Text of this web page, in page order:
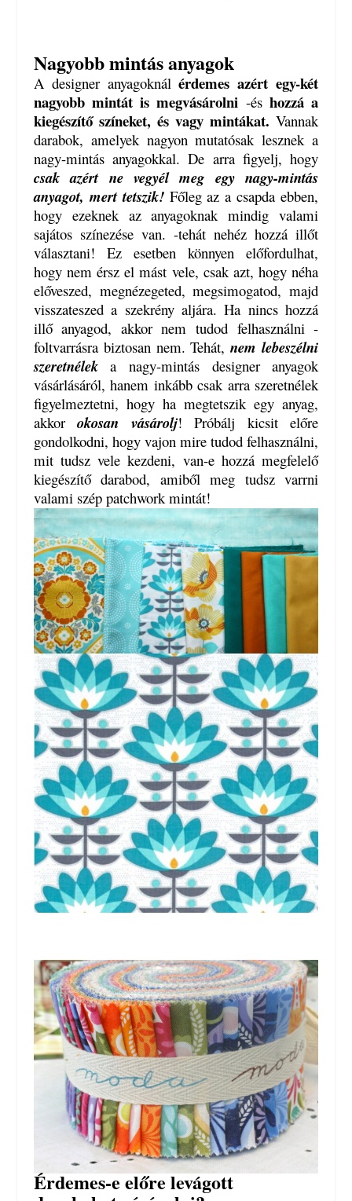
Nagyobb mintás anyagok
A designer anyagoknálérdemes azért egy-két
nagyobb mintát is megvásárolni -éshozzá a
kiegészítő színeket, és vagy mintákat. Vannak
darabok, amelyek nagyon mutatósak lesznek a
nagy-mintás anyagokkal. De arra figyelj, hogy
csak azért ne vegyél meg egy nagy-mintás
anyagot, mert tetszik! Főleg az a csapda ebben,
hogy ezeknek az anyagoknak mindig valami
sajátos színezése van. -tehát nehéz hozzá illőt
választani! Ez esetben könnyen előfordulhat,
hogy nem érsz el mást vele, csak azt, hogy néha
előveszed, megnézegeted, megsimogatod, majd
visszateszed a szekrény aljára. Ha nincs hozzá
illő anyagod, akkor nem tudod felhasználni -
foltvarrásra biztosan nem. Tehát,nem lebeszélni
szeretnélek
a nagy-mintás designer anyagok
vásárlásáról, hanem inkább csak arra szeretnélek
figyelmeztetni, hogy ha megtetszik egy anyag,
akkorokosan vásárolj! Próbálj kicsit előre
gondolkodni, hogy vajon mire tudod felhasználni,
mit tudsz vele kezdeni, van-e hozzá megfelelő
kiegészítő darabod, amiből meg tudsz varrni
valami szép patchwork mintát!
Érdemes-e előre levágott